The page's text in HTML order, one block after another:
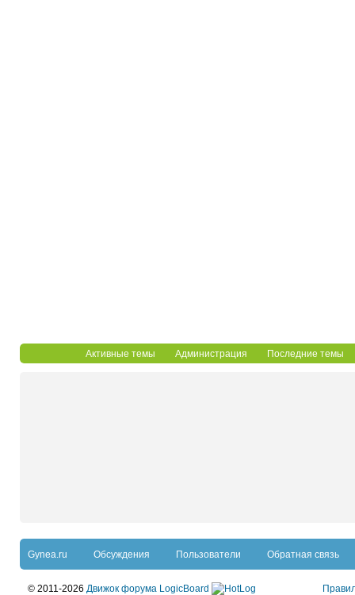
Активные темы Администрация Последние темы
Gynea.ru Обсуждения Пользователи Обратная связь
© 2011-2026 Движок форума LogicBoard